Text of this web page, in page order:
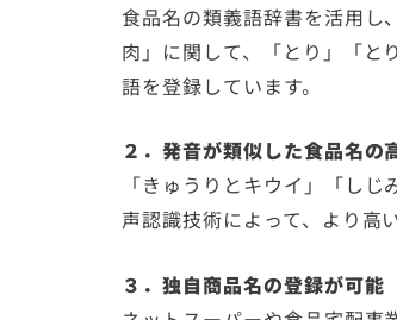
食品名の類義語辞書を活用し
肉」に関して、「とり」「と
語を登録しています。
２．発音が類似した食品名の
「きゅうりとキウイ」「し
声認識技術によって、より高
３．独自商品名の登録が可能